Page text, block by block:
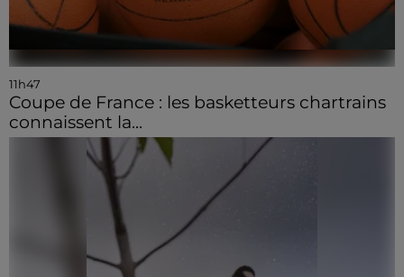
11h47
Coupe de France : les basketteurs chartrains
connaissent la...